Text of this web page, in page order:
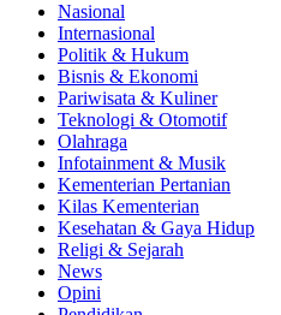
Nasional
Internasional
Politik & Hukum
Bisnis & Ekonomi
Pariwisata & Kuliner
Teknologi & Otomotif
Olahraga
Infotainment & Musik
Kementerian Pertanian
Kilas Kementerian
Kesehatan & Gaya Hidup
Religi & Sejarah
News
Opini